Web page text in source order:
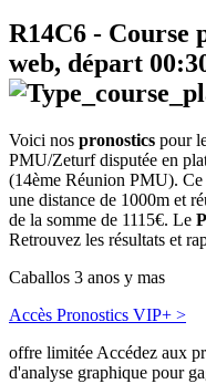
R14C6 - Course
web, départ
Voici nos pronostics pour
PMU/Zeturf disputée en
(14ème Réunion PMU). Ce
une distance de 1000m et
de la somme de 1115€. Le
Retrouvez les résultats et
Caballos 3 anos y mas
Accès Pronostics VIP+ >
offre limitée Accédez aux
d'analyse graphique pour